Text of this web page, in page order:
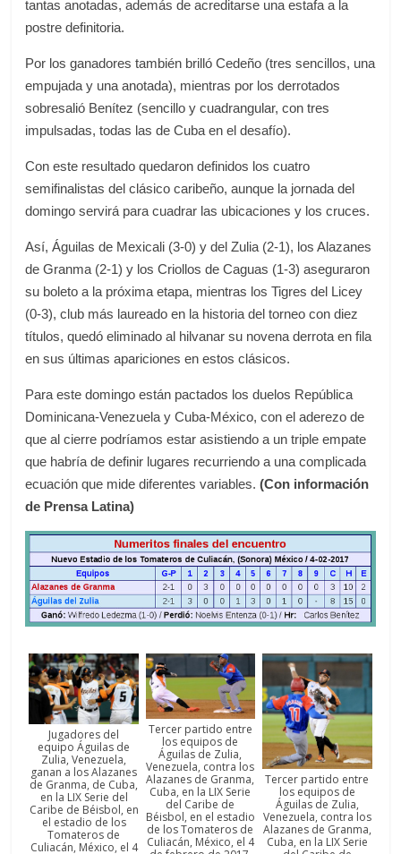
tantas anotadas, además de acreditarse una estafa a la
postre definitoria.
Por los ganadores también brilló Cedeño (tres sencillos, una
empujada y una anotada), mientras por los derrotados
sobresalió Benítez (sencillo y cuadrangular, con tres
impulsadas, todas las de Cuba en el desafío).
Con este resultado quedaron definidos los cuatro
semifinalistas del clásico caribeño, aunque la jornada del
domingo servirá para cuadrar las ubicaciones y los cruces.
Así, Águilas de Mexicali (3-0) y del Zulia (2-1), los Alazanes
de Granma (2-1) y los Criollos de Caguas (1-3) aseguraron
su boleto a la próxima etapa, mientras los Tigres del Licey
(0-3), club más laureado en la historia del torneo con diez
títulos, quedó eliminado al hilvanar su novena derrota en fila
en sus últimas apariciones en estos clásicos.
Para este domingo están pactados los duelos República
Dominicana-Venezuela y Cuba-México, con el aderezo de
que al cierre podríamos estar asistiendo a un triple empate
que habría de definir lugares recurriendo a una complicada
ecuación que mide diferentes variables.(Con información
de Prensa Latina)
Jugadores del
equipo Águilas de
Zulia, Venezuela,
ganan a los Alazanes
de Granma, de Cuba,
en la LIX Serie del
Caribe de Béisbol, en
el estadio de los
Tomateros de
Culiacán, México, el 4
Tercer partido entre
los equipos de
Águilas de Zulia,
Venezuela, contra los
Alazanes de Granma,
Cuba, en la LIX Serie
del Caribe de
Béisbol, en el estadio
de los Tomateros de
Culiacán, México, el 4
Tercer partido entre
los equipos de
Águilas de Zulia,
Venezuela, contra los
Alazanes de Granma,
Cuba, en la LIX Serie